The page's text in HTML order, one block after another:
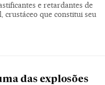
e retardantes de
crustáceo que constitui seu
das explosões